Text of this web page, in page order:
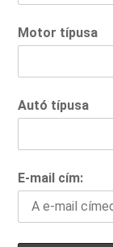
Motor típusa
Autó típusa
E-mail cím: